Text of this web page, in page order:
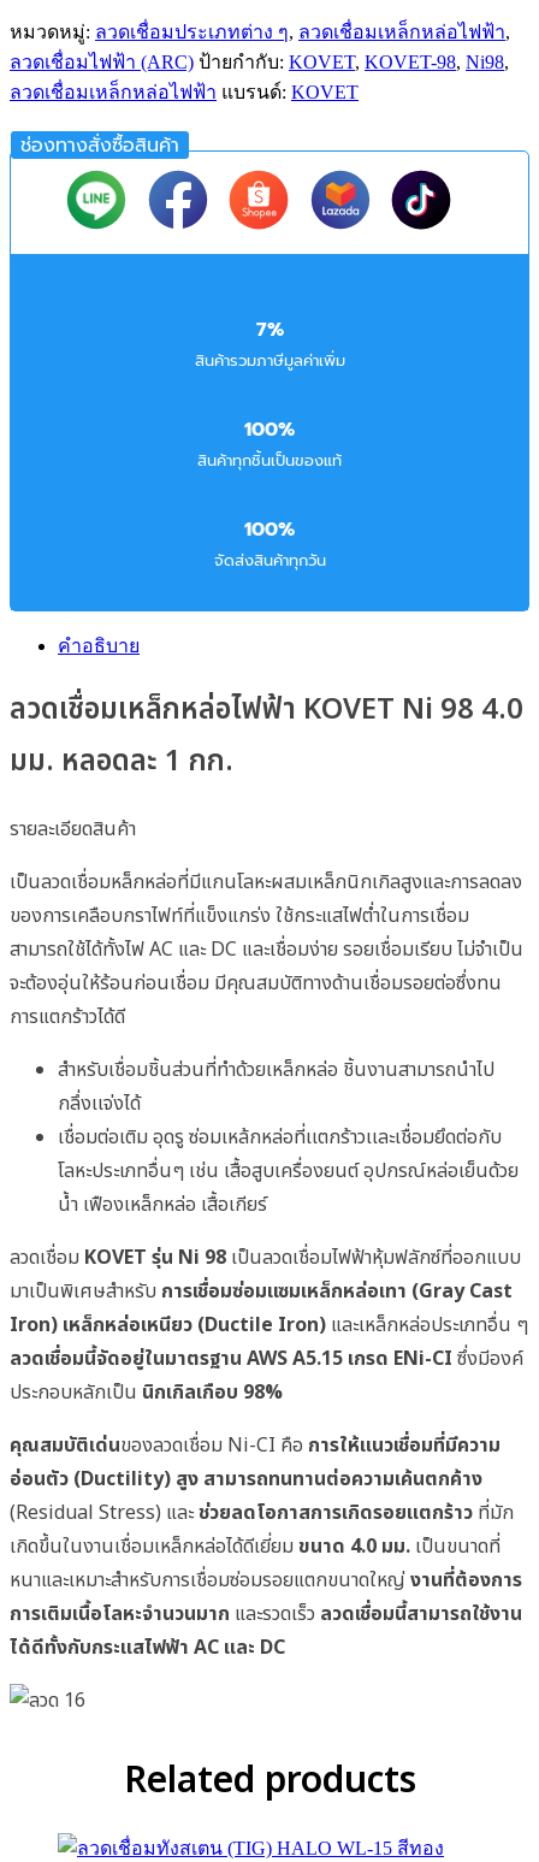
หมวดหมู่: ลวดเชื่อมประเภทต่าง ๆ, ลวดเชื่อมเหล็กหล่อไฟฟ้า,
ลวดเชื่อมไฟฟ้า (ARC) ป้ายกำกับ: KOVET, KOVET-98, Ni98,
ลวดเชื่อมเหล็กหล่อไฟฟ้า แบรนด์: KOVET
ช่องทางสั่งซื้อสินค้า
7%
สินค้ารวมภาษีมูลค่าเพิ่ม
100%
สินค้าทุกชิ้นเป็นของแท้
100%
จัดส่งสินค้าทุกวัน
คำอธิบาย
ลวดเชื่อมเหล็กหล่อไฟฟ้า KOVET Ni 98 4.0
มม. หลอดละ 1 กก.
รายละเอียดสินค้า
เป็นลวดเชื่อมหล็กหล่อที่มีแกนโลหะผสมเหล็กนิกเกิลสูงและการลดลง
ของการเคลือบกราไฟท์ที่แข็งแกร่ง ใช้กระแสไฟต่ำในการเชื่อม
สามารถใช้ได้ทั้งไฟ AC และ DC และเชื่อมง่าย รอยเชื่อมเรียบ ไม่จำเป็น
จะต้องอุ่นให้ร้อนก่อนเชื่อม มีคุณสมบัติทางด้านเชื่อมรอยต่อซึ่งทน
การแตกร้าวได้ดี
สำหรับเชื่อมชิ้นส่วนที่ทำด้วยเหล็กหล่อ ชิ้นงานสามารถนำไป
กลึ่งเเจ่งได้
เชื่อมต่อเติม อุดรู ซ่อมเหล้กหล่อที่เเตกร้าวเเละเชื่อมยึดต่อกับ
โลหะประเภทอื่นๆ เช่น เสื้อสูบเครื่องยนต์ อุปกรณ์หล่อเย็นด้วย
น้ำ เฟืองเหล็กหล่อ เสื้อเกียร์
ลวดเชื่อม KOVET รุ่น Ni 98 เป็นลวดเชื่อมไฟฟ้าหุ้มฟลักซ์ที่ออกแบบ
มาเป็นพิเศษสำหรับ การเชื่อมซ่อมแซมเหล็กหล่อเทา (Gray Cast
Iron) เหล็กหล่อเหนียว (Ductile Iron) และเหล็กหล่อประเภทอื่น ๆ
ลวดเชื่อมนี้จัดอยู่ในมาตรฐาน AWS A5.15 เกรด ENi-CI ซึ่งมีองค์
ประกอบหลักเป็น นิกเกิลเกือบ 98%
คุณสมบัติเด่นของลวดเชื่อม Ni-CI คือ การให้แนวเชื่อมที่มีความ
อ่อนตัว (Ductility) สูง สามารถทนทานต่อความเค้นตกค้าง
(Residual Stress) และช่วยลดโอกาสการเกิดรอยแตกร้าว ที่มัก
เกิดขึ้นในงานเชื่อมเหล็กหล่อได้ดีเยี่ยม ขนาด 4.0 มม. เป็นขนาดที่
หนาและเหมาะสำหรับการเชื่อมซ่อมรอยแตกขนาดใหญ่งานที่ต้องการ
การเติมเนื้อโลหะจำนวนมาก และรวดเร็ว ลวดเชื่อมนี้สามารถใช้งาน
ได้ดีทั้งกับกระแสไฟฟ้า AC และ DC
Related products